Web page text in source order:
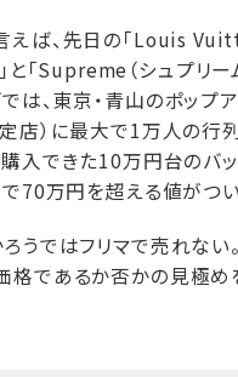
えば、先日の「Louis
と「Supreme（シュプリー
は、東京・青山のポップ
店）に最大で1万人の行
入できた10万円台のバッ
70万円を超える値がつい
うではフリマで売れない
格であるか否かの見極め